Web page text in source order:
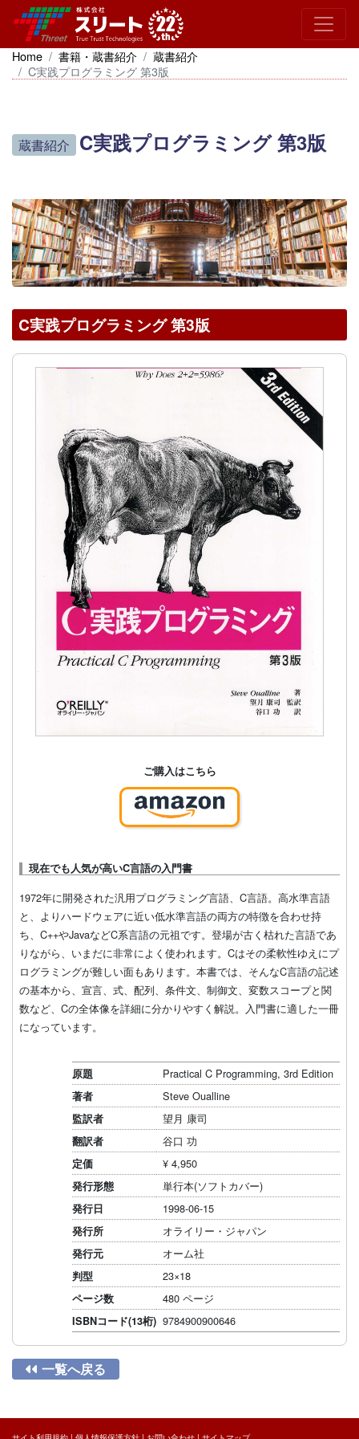
Home 書籍・蔵書紹介
蔵書紹介
C実践プログラミング 第3版
蔵書紹介 C実践プログラミング 第3版
C実践プログラミング 第3版
ご購入はこちら
現在でも人気が高いC言語の入門書
1972年に開発された汎用プログラミング言語、C言語。高水準言語
と、よりハードウェアに近い低水準言語の両方の特徴を合わせ持
ち、C++やJavaなどC系言語の元祖です。登場が古く枯れた言語であ
りながら、いまだに非常によく使われます。Cはその柔軟性ゆえにプ
ログラミングが難しい面もあります。本書では、そんなC言語の記述
の基本から、宣言、式、配列、条件文、制御文、変数スコープと関
数など、Cの全体像を詳細に分かりやすく解説。入門書に適した一冊
になっています。
原題 Practical C Programming, 3rd Edition
著者 Steve Oualline
監訳者 望月 康司
翻訳者 谷口 功
定価 ¥ 4,950
発行形態 単行本(ソフトカバー)
発行日 1998-06-15
発行所 オライリー・ジャパン
発行元 オーム社
判型 23×18
ページ数 480 ページ
ISBNコード(13桁) 9784900900646
 一覧へ戻る